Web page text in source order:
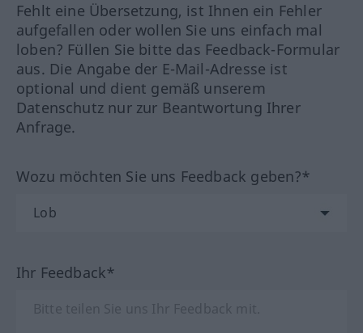
Fehlt eine Übersetzung, ist Ihnen ein Fehler
aufgefallen oder wollen Sie uns einfach mal
loben? Füllen Sie bitte das Feedback-Formular
aus. Die Angabe der E-Mail-Adresse ist
optional und dient gemäß unserem
Datenschutz nur zur Beantwortung Ihrer
Anfrage.
Wozu möchten Sie uns Feedback geben?*
Ihr Feedback*